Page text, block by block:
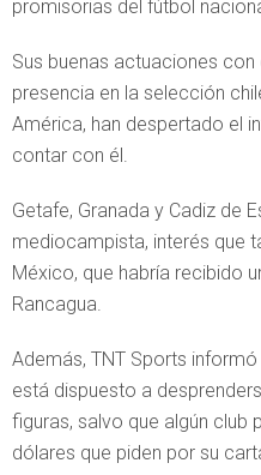
promisorias del fútbol
Sus buenas actuaciones con
presencia en la selección
América, han despertado el
contar con él.
Getafe, Granada y Cadiz de
mediocampista, interés que
México, que habría recibido
Rancagua.
Además, TNT Sports
está dispuesto a
figuras, salvo que algún club
dólares que piden por su